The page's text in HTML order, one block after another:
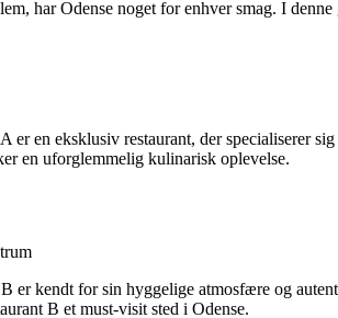
har Odense noget for enhver smag. I
er en eksklusiv restaurant, der specialiserer
en uforglemmelig kulinarisk oplevelse.
er kendt for sin hyggelige atmosfære og
B et must-visit sted i Odense.